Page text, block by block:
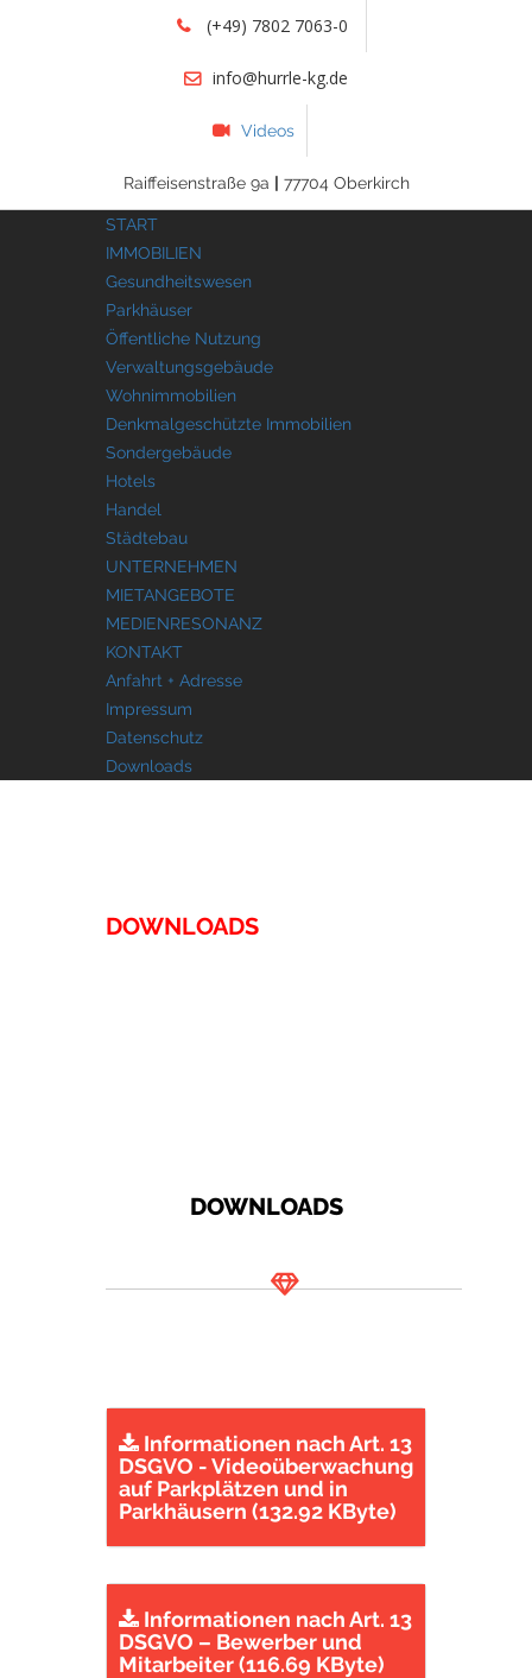
(+49) 7802 7063-0
info@hurrle-kg.de
Videos
Raiffeisenstraße 9a | 77704 Oberkirch
START
IMMOBILIEN
Gesundheitswesen
Parkhäuser
Öffentliche Nutzung
Verwaltungsgebäude
Wohnimmobilien
Denkmalgeschützte Immobilien
Sondergebäude
Hotels
Handel
Städtebau
UNTERNEHMEN
MIETANGEBOTE
MEDIENRESONANZ
KONTAKT
Anfahrt + Adresse
Impressum
Datenschutz
Downloads
DOWNLOADS
DOWNLOADS
Informationen nach Art. 13
DSGVO - Videoüberwachung
auf Parkplätzen und in
Parkhäusern (132.92 KByte)
Informationen nach Art. 13
DSGVO – Bewerber und
Mitarbeiter (116.69 KByte)